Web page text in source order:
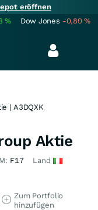
eröffnen
% Dow Jones -0,80%
| A3DQXK
Aktie
F17 Land
Zum Portfolio
hinzufügen